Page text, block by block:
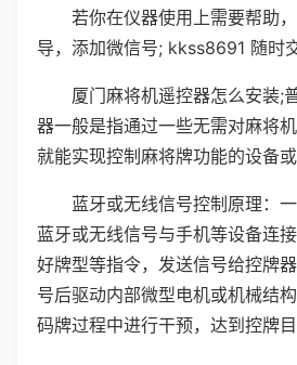
若你在仪器使用上需要帮助
导，添加微信号; kkss8691 随时
厦门麻将机遥控器怎么安装;
器一般是指通过一些无需对麻将
就能实现控制麻将牌功能的设备或
蓝牙或无线信号控制原理：
蓝牙或无线信号与手机等设备连
好牌型等指令，发送信号给控牌
号后驱动内部微型电机或机械结构
码牌过程中进行干预，达到控牌目